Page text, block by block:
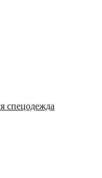
спецодежда